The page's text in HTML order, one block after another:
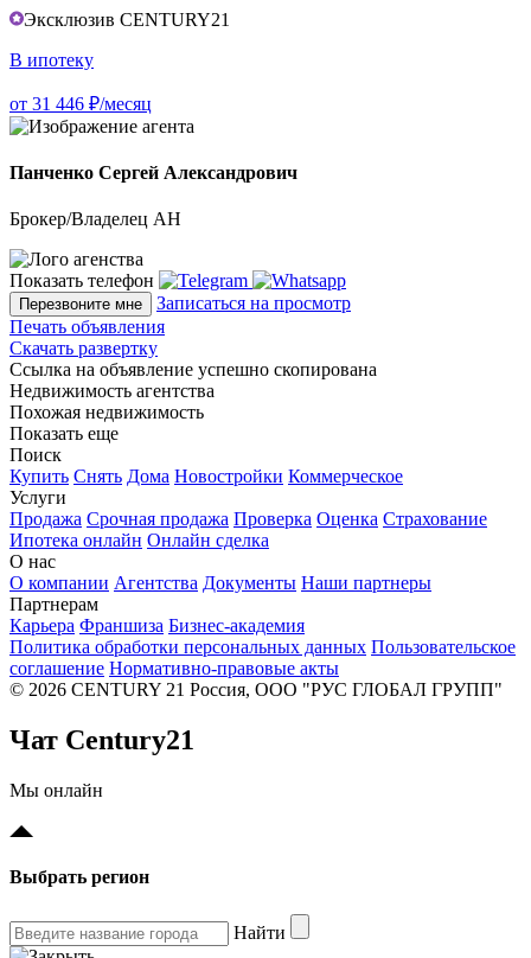
Эксклюзив CENTURY21
В ипотеку
от 31 446 ₽/месяц
Панченко Сергей Александрович
Брокер/Владелец АН
Показать телефон
Перезвоните мне
Записаться на просмотр
Печать объявления
Скачать развертку
Ссылка на объявление успешно скопирована
Недвижимость агентства
Похожая недвижимость
Показать еще
Поиск
Купить Снять Дома Новостройки Коммерческое
Услуги
Продажа Срочная продажа Проверка Оценка Страхование
Ипотека онлайн Онлайн сделка
О нас
О компании Агентства Документы Наши партнеры
Партнерам
Карьера Франшиза Бизнес-академия
Политика обработки персональных данных Пользовательское
соглашение Нормативно-правовые акты
© 2026 CENTURY 21 Россия, ООО "РУС ГЛОБАЛ ГРУПП"
Чат Century21
Мы онлайн
Выбрать регион
Найти